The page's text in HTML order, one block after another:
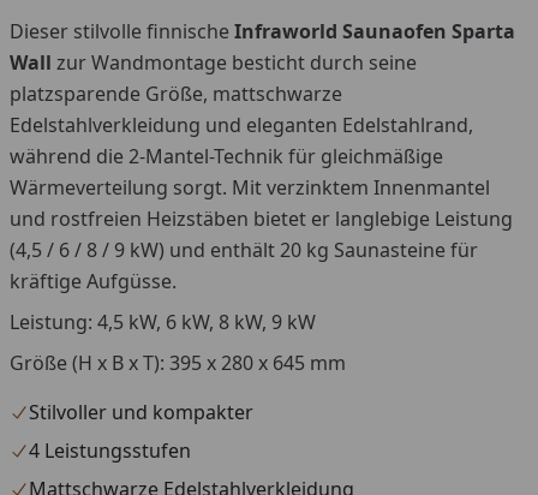
Dieser stilvolle finnische Infraworld Saunaofen Sparta
Wall zur Wandmontage besticht durch seine
platzsparende Größe, mattschwarze
Edelstahlverkleidung und eleganten Edelstahlrand,
während die 2-Mantel-Technik für gleichmäßige
Wärmeverteilung sorgt. Mit verzinktem Innenmantel
und rostfreien Heizstäben bietet er langlebige Leistung
(4,5 / 6 / 8 / 9 kW) und enthält 20 kg Saunasteine für
kräftige Aufgüsse.
Leistung: 4,5 kW, 6 kW, 8 kW, 9 kW
Größe (H x B x T): 395 x 280 x 645 mm
Stilvoller und kompakter
4 Leistungsstufen
Mattschwarze Edelstahlverkleidung